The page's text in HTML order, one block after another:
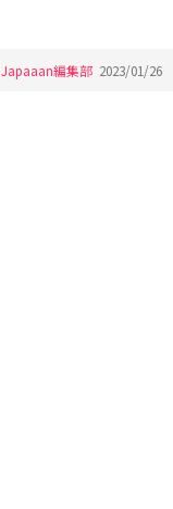
Japaaan編集部 2023/01/26